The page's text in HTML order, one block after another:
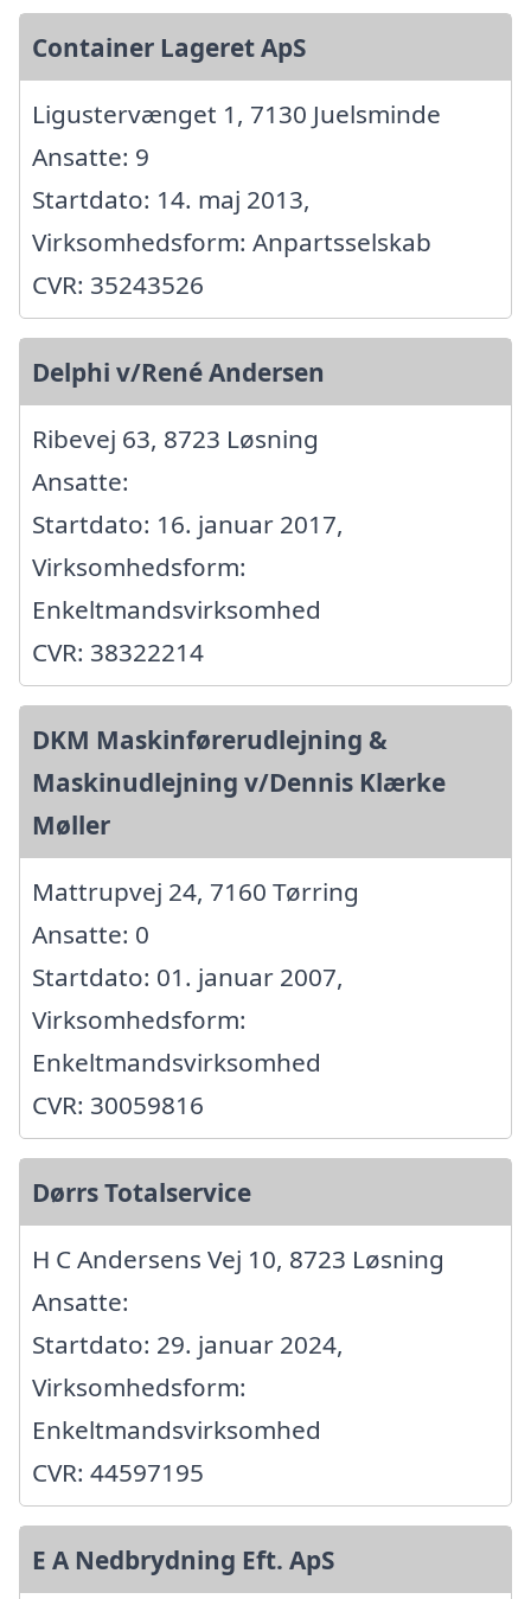
Container Lageret ApS
Ligustervænget 1, 7130 Juelsminde
Ansatte: 9
Startdato: 14. maj 2013,
Virksomhedsform: Anpartsselskab
CVR: 35243526
Delphi v/René Andersen
Ribevej 63, 8723 Løsning
Ansatte:
Startdato: 16. januar 2017,
Virksomhedsform:
Enkeltmandsvirksomhed
CVR: 38322214
DKM Maskinførerudlejning &
Maskinudlejning v/Dennis Klærke
Møller
Mattrupvej 24, 7160 Tørring
Ansatte: 0
Startdato: 01. januar 2007,
Virksomhedsform:
Enkeltmandsvirksomhed
CVR: 30059816
Dørrs Totalservice
H C Andersens Vej 10, 8723 Løsning
Ansatte:
Startdato: 29. januar 2024,
Virksomhedsform:
Enkeltmandsvirksomhed
CVR: 44597195
E A Nedbrydning Eft. ApS